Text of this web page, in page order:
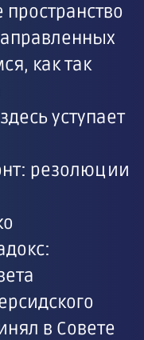
как так
уступает
резолюции
в Совете